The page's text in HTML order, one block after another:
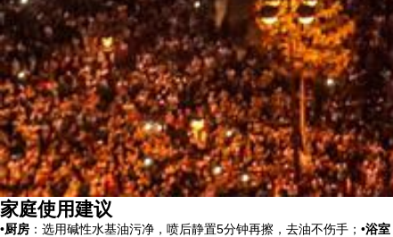
家庭使用建议
•厨房 ：选用碱性水基油污净，喷后静置5分钟再擦，去油不伤手；•浴室